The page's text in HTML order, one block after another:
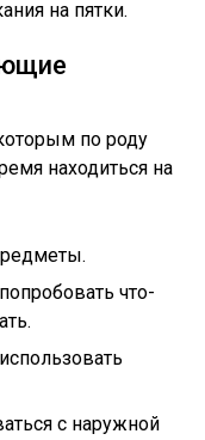
на пятки.
по роду
находиться на
что-
с наружной